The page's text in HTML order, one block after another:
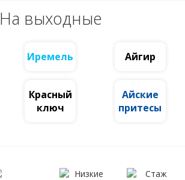
На выходные
Иремель Айгир
Красный
ключ
Айские
притесы